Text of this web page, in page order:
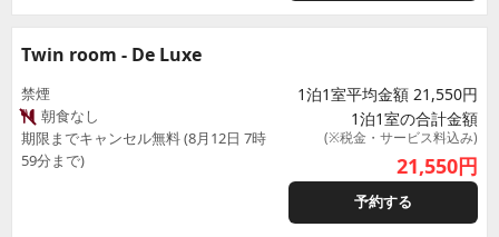
Twin room - De Luxe
禁煙
朝食なし
期限までキャンセル無料 (8月12日 7時
59分まで)
1泊1室平均金額 21,550円
1泊1室の合計金額
(※税金・サービス料込み)
21,550円
予約する